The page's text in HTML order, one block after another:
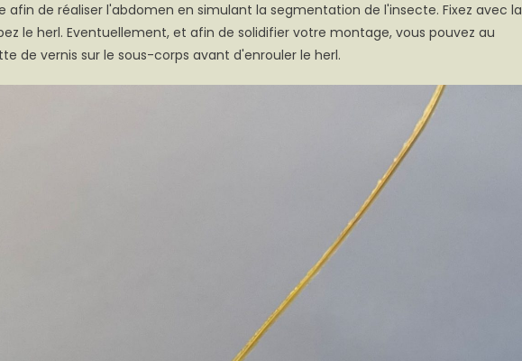
afin de réaliser l'abdomen en simulant la segmentation de l'insecte. Fixez avec la
le herl. Eventuellement, et afin de solidifier votre montage, vous pouvez au
de vernis sur le sous-corps avant d'enrouler le herl.